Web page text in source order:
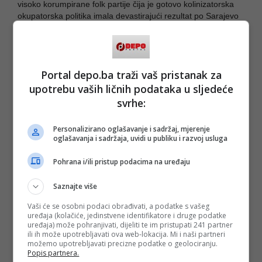
visoko korumpirane folk partije čija je gotovo kolinizatorska
okupatorska politika imala devastirajući rezultat po Sarajevo
Sarajevo” godinama trubi i bruji: radi se o tihom i
sistemskom progonu karakteristične urbane kulture,
životnog stila, tj. ciljane populacije koja je njegov nosioc
Možda ih osjećaj vara, ali je definitivno prisutan, no nije tajna
da se mnoge tzv. “stare Sarajlije”, “predratne Sarajlije”,
“ondašnje Sarajlije” ne osjećaju baš rado viđenim na
ulicama svog grada.
Progon sa radnih mjesta iz javnih preduzeća i institucija i
njihovo popunjavanje jednopartijskim kadrovima i lojalistima
najveće narodnjačke konzervativne partije u državi ne ide u
prilog tome da se radi tek o umišljenoj teoriji zavjere.
Stavovi izrečeni u ovom tekstu odražavaju autorovo lično
Portal depo.ba traži vaš pristanak za
upotrebu vaših ličnih podataka u sljedeće
svrhe:
Personalizirano oglašavanje i sadržaj, mjerenje
oglašavanja i sadržaja, uvidi u publiku i razvoj usluga
Pohrana i/ili pristup podacima na uređaju
Saznajte više
Vaši će se osobni podaci obrađivati, a podatke s vašeg
uređaja (kolačiće, jedinstvene identifikatore i druge podatke
uređaja) može pohranjivati, dijeliti te im pristupati 241 partner
ili ih može upotrebljavati ova web-lokacija. Mi i naši partneri
možemo upotrebljavati precizne podatke o geolociranju.
Popis partnera.